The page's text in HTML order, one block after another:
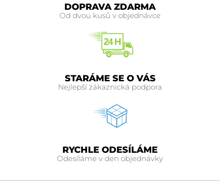
DOPRAVA ZDARMA
Od dvou kusů v objednávce
STARÁME SE O VÁS
Nejlepší zákaznická podpora
RYCHLE ODESÍLÁME
Odesíláme v den objednávky